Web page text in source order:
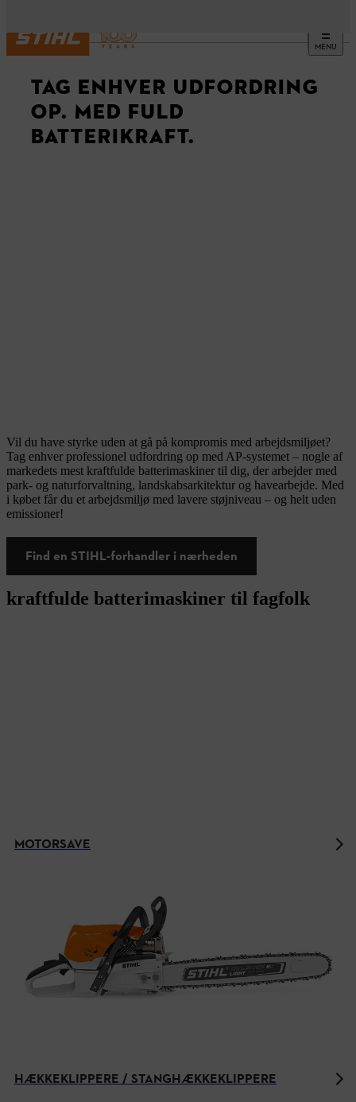
MENU
TAG ENHVER UDFORDRING
OP. MED FULD
BATTERIKRAFT.
Vil du have styrke uden at gå på kompromis med arbejdsmiljøet?
Tag enhver professionel udfordring op med AP-systemet – nogle af
markedets mest kraftfulde batterimaskiner til dig, der arbejder med
park- og naturforvaltning, landskabsarkitektur og havearbejde. Med
i købet får du et arbejdsmiljø med lavere støjniveau – og helt uden
emissioner!
Find en STIHL-forhandler i nærheden
kraftfulde batterimaskiner til fagfolk
MOTORSAVE
HÆKKEKLIPPERE / STANGHÆKKEKLIPPERE